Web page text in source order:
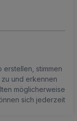
erstellen, stimmen
zu und erkennen
möglicherweise
sich jederzeit